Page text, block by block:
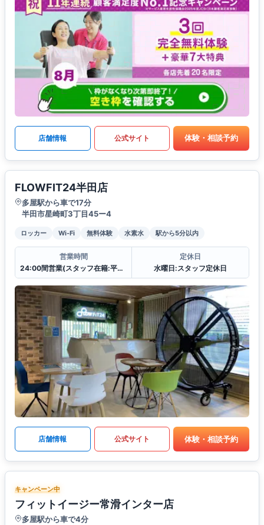
店舗情報 公式サイト 体験・相談予約
FLOWFIT24半田店
多屋駅から車で17分
半田市星崎町3丁目45ー4
ロッカー Wi-Fi 無料体験 水素水 駅から5分以内
営業時間
24:00間営業(スタッフ在籍:平日 12:00〜21:00
定休日
水曜日:スタッフ定休日
店舗情報 公式サイト 体験・相談予約
キャンペーン中
フィットイージー常滑インター店
多屋駅から車で4分